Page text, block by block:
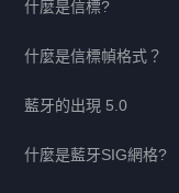
什麼是信標?
什麼是信標幀格式？
藍牙的出現 5.0
什麼是藍牙SIG網格?